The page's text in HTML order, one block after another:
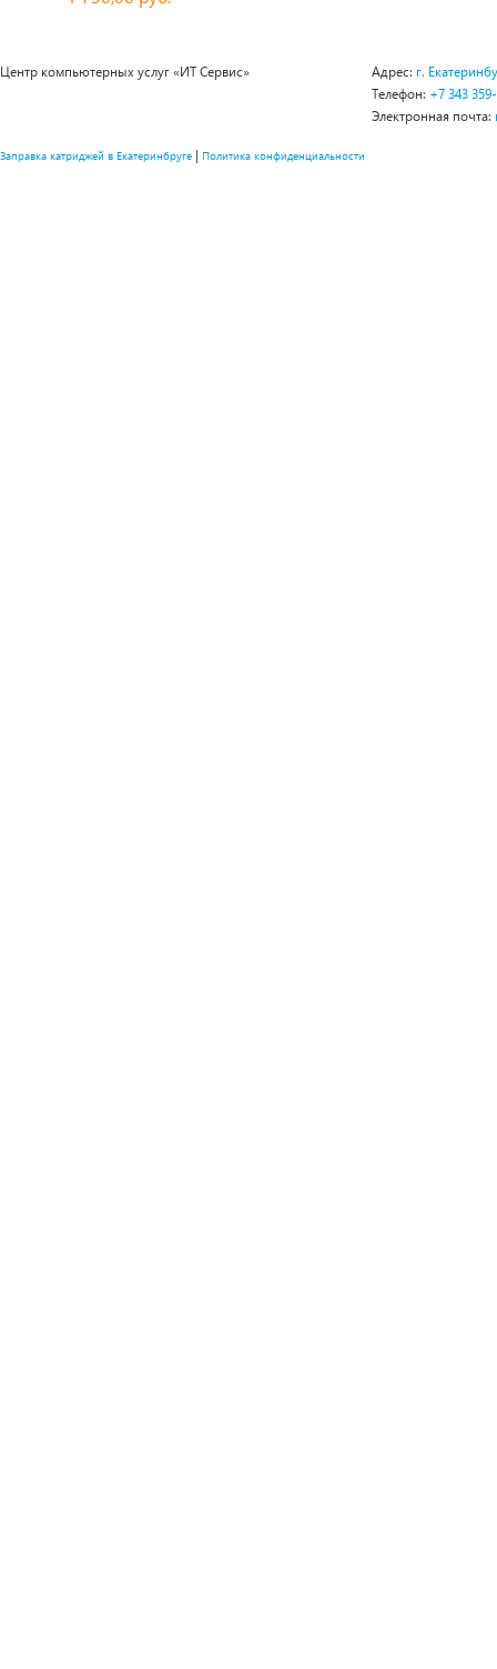
Центр компьютерных услуг «ИТ Сервис» Адрес: г.
Телефон: +7 343
Электронная почта:
Заправка катриджей в Екатеринбруге | Политика конфиденциальности